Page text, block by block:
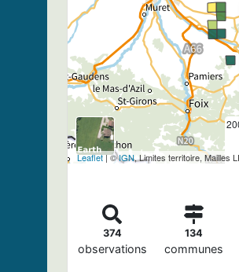
Leaflet| ©IGN, Limites territoire, Mailles
374
observations
134
communes